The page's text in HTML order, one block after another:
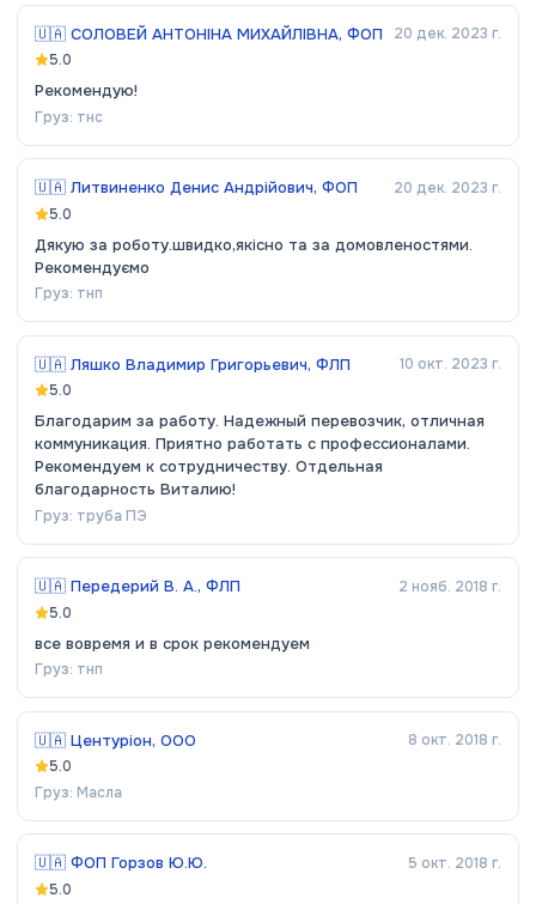
🇺🇦 СОЛОВЕЙ АНТОНІНА МИХАЙЛІВНА, ФОП
20 дек. 2023 г.
5.0
Рекомендую!
Груз: тнс
🇺🇦 Литвиненко Денис Андрійович, ФОП
20 дек. 2023 г.
5.0
Дякую за роботу.швидко,якісно та за домовленостями.
Рекомендуємо
Груз: тнп
🇺🇦 Ляшко Владимир Григорьевич, ФЛП
10 окт. 2023 г.
5.0
Благодарим за работу. Надежный перевозчик, отличная
коммуникация. Приятно работать с профессионалами.
Рекомендуем к сотрудничеству. Отдельная
благодарность Виталию!
Груз: труба ПЭ
🇺🇦 Передерий В. А., ФЛП
2 нояб. 2018 г.
5.0
все вовремя и в срок рекомендуем
Груз: тнп
🇺🇦 Центуріон, ООО
8 окт. 2018 г.
5.0
Груз: Масла
🇺🇦 ФОП Горзов Ю.Ю.
5 окт. 2018 г.
5.0